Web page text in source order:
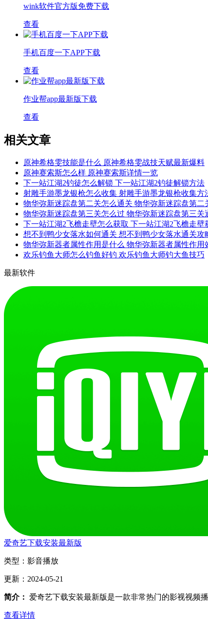
wink软件官方版免费下载
查看
手机百度一下APP下载
查看
作业帮app最新版下载
查看
相关文章
原神希格雯技能是什么 原神希格雯战技天赋最新爆料
原神赛索斯怎么样 原神赛索斯详情一览
下一站江湖2钓徒怎么解锁 下一站江湖2钓徒解锁方法
射雕手游墨龙银枪怎么收集 射雕手游墨龙银枪收集方
物华弥新迷踪盘第二关怎么通关 物华弥新迷踪盘第二
物华弥新迷踪盘第三关怎么过 物华弥新迷踪盘第三关
下一站江湖2飞檐走壁怎么获取 下一站江湖2飞檐走壁
想不到鸭少女落水如何通关 想不到鸭少女落水通关攻
物华弥新器者属性作用是什么 物华弥新器者属性作用
欢乐钓鱼大师怎么钓鱼好钓 欢乐钓鱼大师钓大鱼技巧
最新软件
爱奇艺下载安装最新版
类型： 影音播放
更新： 2024-05-21
简介： 爱奇艺下载安装最新版是一款非常热门的影视视频
查看详情